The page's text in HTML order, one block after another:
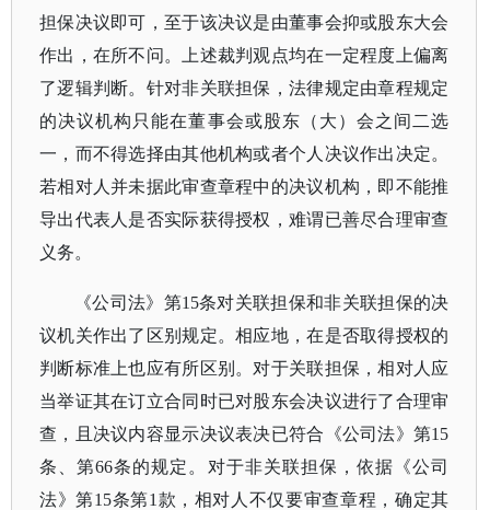
担保决议即可，至于该决议是由董事会抑或股东大会
作出，在所不问。上述裁判观点均在一定程度上偏离
了逻辑判断。针对非关联担保，法律规定由章程规定
的决议机构只能在董事会或股东（大）会之间二选
一，而不得选择由其他机构或者个人决议作出决定。
若相对人并未据此审查章程中的决议机构，即不能推
导出代表人是否实际获得授权，难谓已善尽合理审查
义务。
《公司法》第15条对关联担保和非关联担保的决
议机关作出了区别规定。相应地，在是否取得授权的
判断标准上也应有所区别。对于关联担保，相对人应
当举证其在订立合同时已对股东会决议进行了合理审
查，且决议内容显示决议表决已符合《公司法》第15
条、第66条的规定。对于非关联担保，依据《公司
法》第15条第1款，相对人不仅要审查章程，确定其